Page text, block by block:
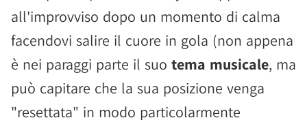
all'improvviso dopo un momento di calma
facendovi salire il cuore in gola (non appena
è nei paraggi parte il suo tema musicale, ma
può capitare che la sua posizione venga
"resettata" in modo particolarmente